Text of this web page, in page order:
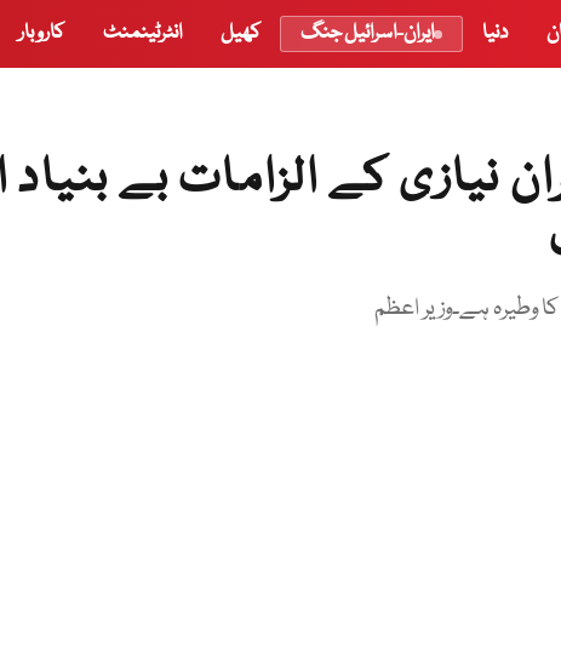
دنیا ایران-اسرائیل جنگ کھیل انٹرٹینمنٹ کاروبار
کے الزامات بے بنیاد
وطیرہ ہے۔وزیر اعظم